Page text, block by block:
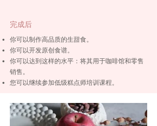
完成后
你可以制作高品质的生甜食。
你可以开发原创食谱。
你可以达到这样的水平：将其用于咖啡馆和零售
销售。
您可以继续参加低级糕点师培训课程。